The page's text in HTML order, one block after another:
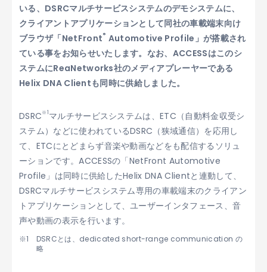
いる、DSRCマルチサービスシステムのデモシステムに、
クライアントアプリケーションとして同社の車載端末向け
ブラウザ「NetFront® Automotive Profile」が搭載され
ている事をお知らせいたします。なお、ACCESSはこのシ
ステムにReaNetworks社のメディアプレーヤーである
Helix DNA Clientも同時に供給しました。
DSRC※1マルチサービスシステムは、ETC（自動料金収受シ
ステム）などに使われているDSRC（狭域通信）を応用し
て、ETCにとどまらず音楽や動画などをも配信するソリュ
ーションです。ACCESSの「NetFront Automotive
Profile」は同時に供給したHelix DNA Clientと連動して、
DSRCマルチサービスシステム専用の車載端末のクライアン
トアプリケーションとして、ユーザーインタフェース、音
声や動画の表示を行います。
DSRCとは、dedicated short-range communication の
略